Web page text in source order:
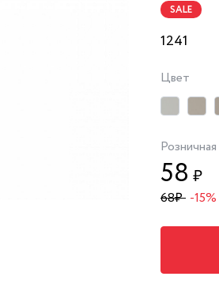
SALE
1241
Цвет
58 ₽
68₽ -15%